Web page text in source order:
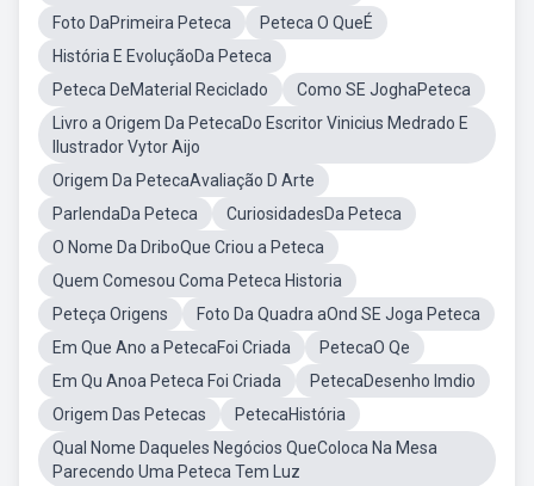
Foto DaPrimeira Peteca
Peteca O QueÉ
História E EvoluçãoDa Peteca
Peteca DeMaterial Reciclado
Como SE JoghaPeteca
Livro a Origem Da PetecaDo Escritor Vinicius Medrado E
Ilustrador Vytor Aijo
Origem Da PetecaAvaliação D Arte
ParlendaDa Peteca
CuriosidadesDa Peteca
O Nome Da DriboQue Criou a Peteca
Quem Comesou Coma Peteca Historia
Peteça Origens
Foto Da Quadra aOnd SE Joga Peteca
Em Que Ano a PetecaFoi Criada
PetecaO Qe
Em Qu Anoa Peteca Foi Criada
PetecaDesenho Imdio
Origem Das Petecas
PetecaHistória
Qual Nome Daqueles Negócios QueColoca Na Mesa
Parecendo Uma Peteca Tem Luz